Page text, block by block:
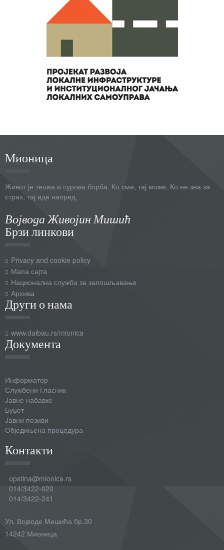
Мионица
Живот је тешка и сурова борба. Ко сме, тај може. Ко не зна за
страх, тај иде напред.
Војвода Живојин Мишић
Брзи линкови
Privacy and cookie policy
Мапа сајта
Национална служба за запошљавање
Архива
Други о нама
www.daibau.rs/mionica
Документа
Информатор
Службени Гласник
Јавне набавке
Буџет
Јавни позиви
Обједињена процедура
Контакти
opstina@mionica.rs
014/3422-020
014/3422-241
Ул. Војводе Мишића бр.30
14242 Мионица